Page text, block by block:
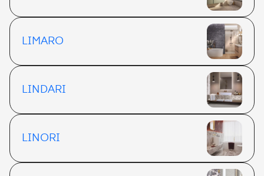
LIMARO
LINDARI
LINORI